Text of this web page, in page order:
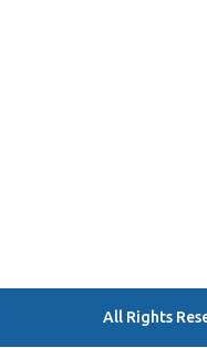
All Rights